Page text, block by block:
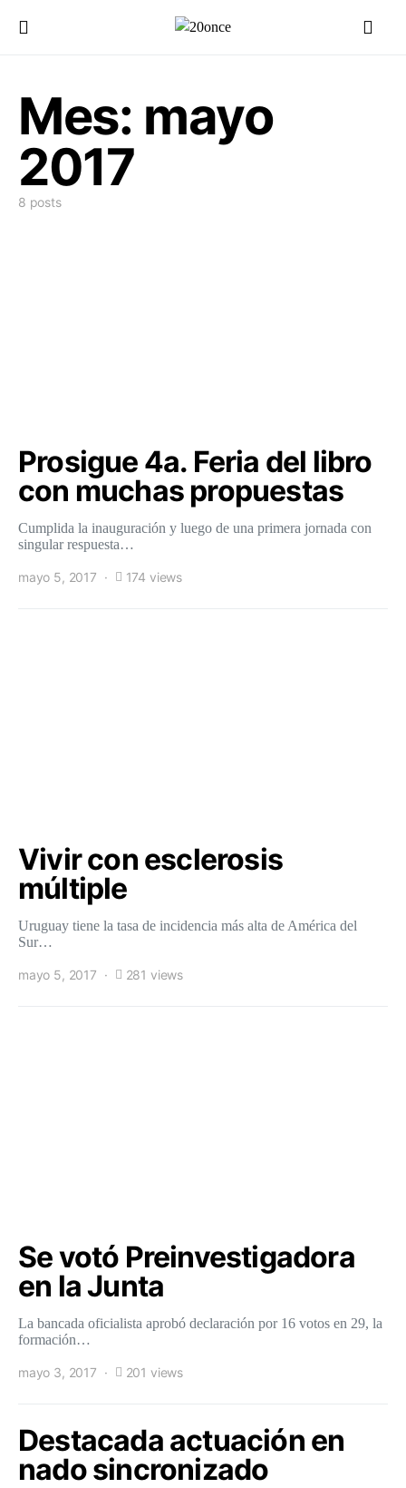
Mes: mayo
2017
8 posts
Prosigue 4a. Feria del libro
con muchas propuestas
Cumplida la inauguración y luego de una primera jornada con
singular respuesta…
mayo 5, 2017 174 views
Vivir con esclerosis
múltiple
Uruguay tiene la tasa de incidencia más alta de América del
Sur…
mayo 5, 2017 281 views
Se votó Preinvestigadora
en la Junta
La bancada oficialista aprobó declaración por 16 votos en 29, la
formación…
mayo 3, 2017 201 views
Destacada actuación en
nado sincronizado